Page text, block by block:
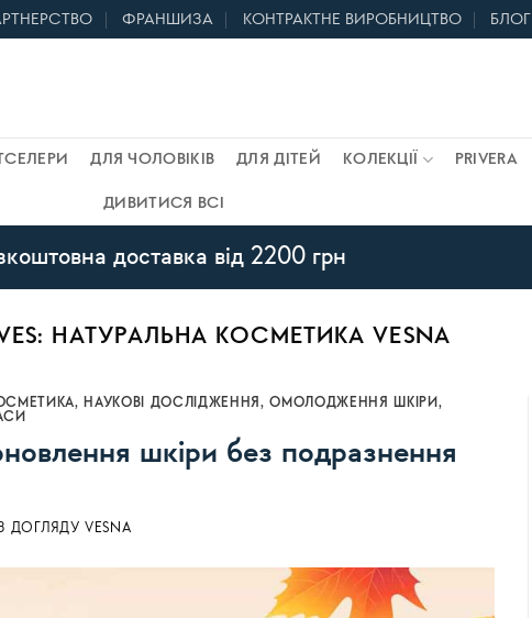
ФРАНШИЗА КОНТРАКТНЕ ВИРОБНИЦТВО БЛОГ
ДЛЯ ЧОЛОВІКІВ ДЛЯ ДІТЕЙ КОЛЕКЦІЇ PRIVERA
ДИВИТИСЯ ВСІ
доставка від 2200 грн
НАТУРАЛЬНА КОСМЕТИКА VESNA
, НАУКОВІ ДОСЛІДЖЕННЯ ,ОМОЛОДЖЕННЯ ШКІРИ ,
шкіри без подразнення
ДОГЛЯДУ VESNA